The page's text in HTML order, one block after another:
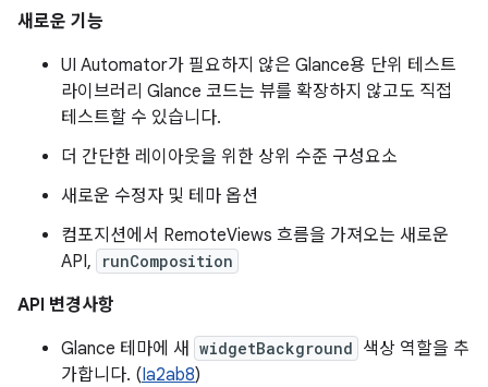
새로운 기능
UI Automator가 필요하지 않은 Glance용 단위 테스트
라이브러리 Glance 코드는 뷰를 확장하지 않고도 직접
테스트할 수 있습니다.
더 간단한 레이아웃을 위한 상위 수준 구성요소
새로운 수정자 및 테마 옵션
컴포지션에서 RemoteViews 흐름을 가져오는 새로운
API,
runComposition
API 변경사항
Glance 테마에 새
widgetBackground 색상 역할을 추
가합니다. (Ia2ab8)